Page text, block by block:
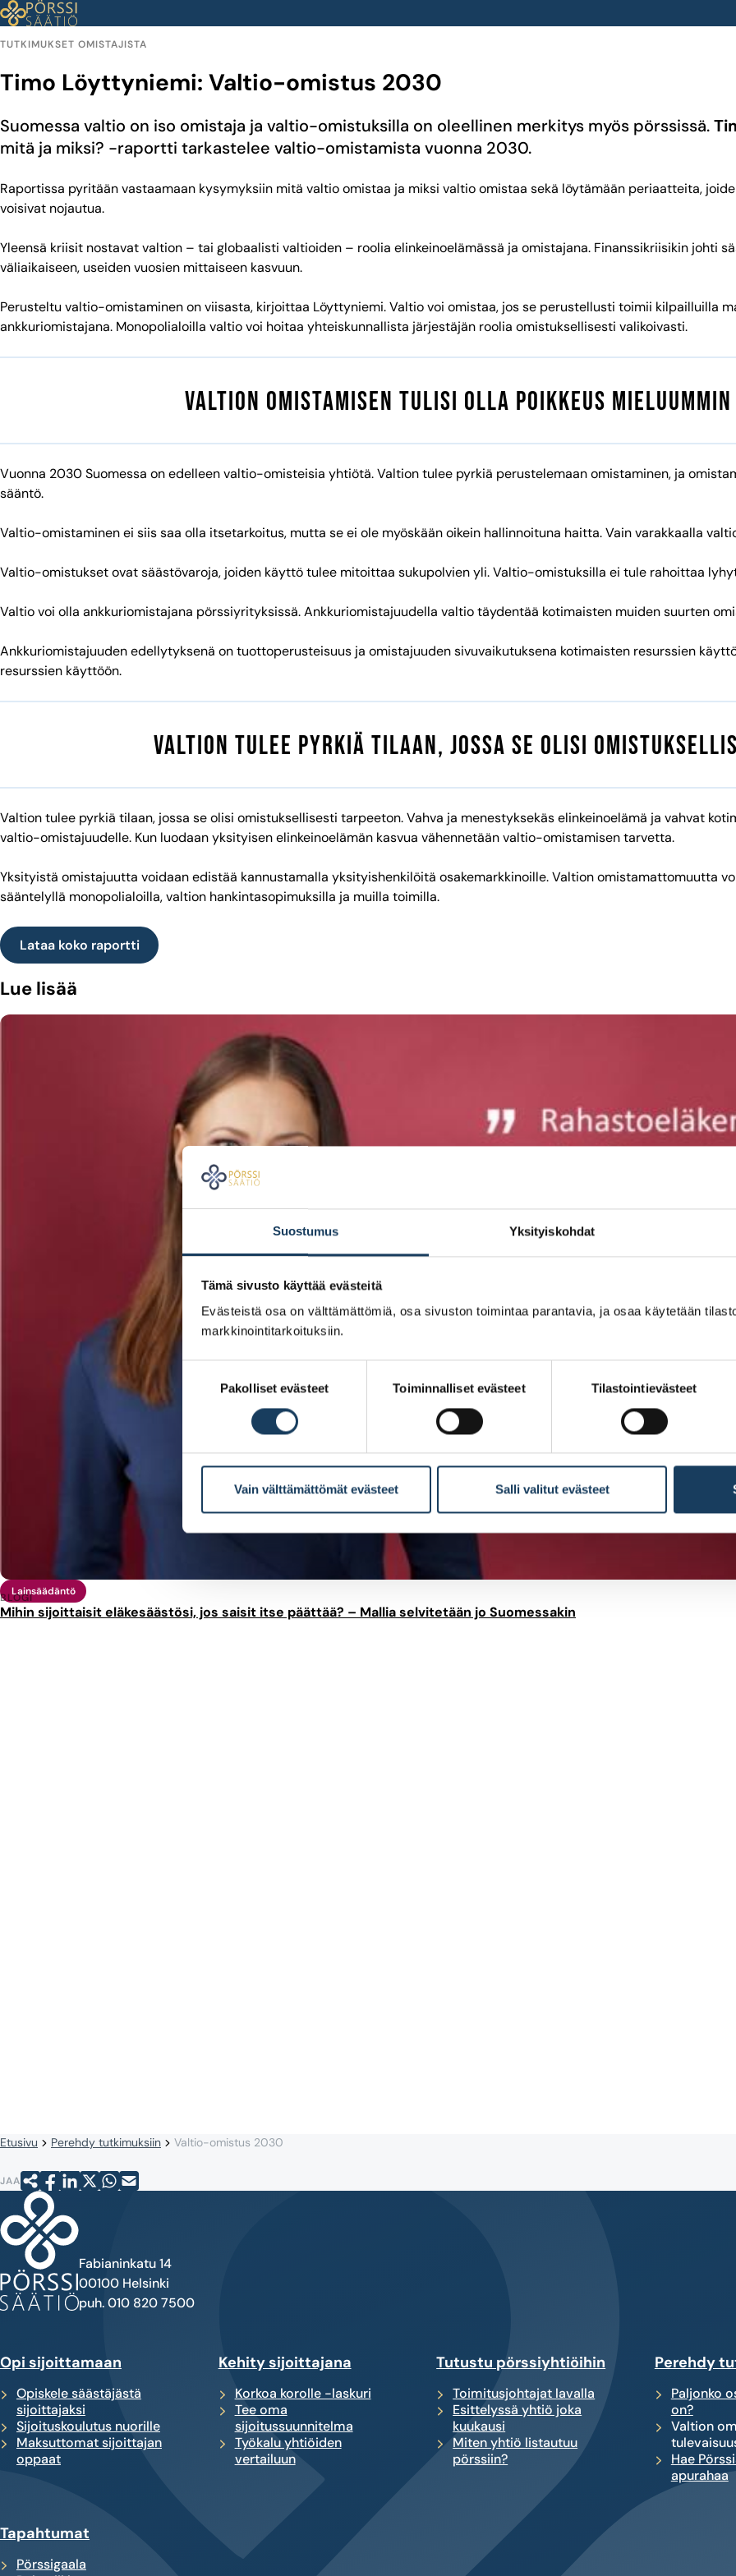
Suostumus Yksityiskohdat
Tämä sivusto käyttää evästeitä
Evästeistä osa on välttämättömiä, osa sivuston toimintaa parantavia, ja osaa käytetään
markkinointitarkoituksiin.
Pakolliset evästeet Toiminnalliset evästeet Tilastointievästeet
Vain välttämättömät evästeet Salli valitut evästeet
Siirry
sisältöön
TUTKIMUKSET OMISTAJISTA
Timo Löyttyniemi: Valtio-omistus 2030
Suomessa valtio on iso omistaja ja valtio-omistuksilla on oleellinen merkitys myös pörssissä.
mitä ja miksi? -raportti tarkastelee valtio-omistamista vuonna 2030.
Raportissa pyritään vastaamaan kysymyksiin mitä valtio omistaa ja miksi valtio omistaa sekä löytämään periaatteita,
voisivat nojautua.
Yleensä kriisit nostavat valtion – tai globaalisti valtioiden – roolia elinkeinoelämässä ja omistajana. Finanssikriisikin johti
väliaikaiseen, useiden vuosien mittaiseen kasvuun.
Perusteltu valtio-omistaminen on viisasta, kirjoittaa Löyttyniemi. Valtio voi omistaa, jos se perustellusti toimii kilpailluilla
ankkuriomistajana. Monopolialoilla valtio voi hoitaa yhteiskunnallista järjestäjän roolia omistuksellisesti valikoivasti.
Valtion omistamisen tulisi olla poikkeus
Vuonna 2030 Suomessa on edelleen valtio-omisteisia yhtiötä. Valtion tulee pyrkiä perustelemaan omistaminen, ja
sääntö.
Valtio-omistaminen ei siis saa olla itsetarkoitus, mutta se ei ole myöskään oikein hallinnoituna haitta. Vain varakkaalla
Valtio-omistukset ovat säästövaroja, joiden käyttö tulee mitoittaa sukupolvien yli. Valtio-omistuksilla ei tule rahoittaa
Valtio voi olla ankkuriomistajana pörssiyrityksissä. Ankkuriomistajuudella valtio täydentää kotimaisten muiden suurten
Ankkuriomistajuuden edellytyksenä on tuottoperusteisuus ja omistajuuden sivuvaikutuksena kotimaisten resurssien
resurssien käyttöön.
Valtion tulee pyrkiä tilaan, jossa se olisi
Valtion tulee pyrkiä tilaan, jossa se olisi omistuksellisesti tarpeeton. Vahva ja menestyksekäs elinkeinoelämä ja vahvat
valtio-omistajuudelle. Kun luodaan yksityisen elinkeinoelämän kasvua vähennetään valtio-omistamisen tarvetta.
Yksityistä omistajuutta voidaan edistää kannustamalla yksityishenkilöitä osakemarkkinoille. Valtion omistamattomuutta
sääntelyllä monopolialoilla, valtion hankintasopimuksilla ja muilla toimilla.
Lataa koko raportti
Lue lisää
Lainsäädäntö
Mihin sijoittaisit eläkesäästösi, jos saisit itse päättää? – Mallia selvitetään jo Suomessakin
BLOGI
Etusivu Perehdy tutkimuksiin Valtio-omistus 2030
JAA
Fabianinkatu 14
00100 Helsinki
puh. 010 820 7500
Opi sijoittamaan
Opiskele säästäjästä
sijoittajaksi
Sijoituskoulutus nuorille
Maksuttomat sijoittajan
oppaat
Kehity sijoittajana
Korkoa korolle -laskuri
Tee oma
sijoitussuunnitelma
Työkalu yhtiöiden
vertailuun
Tutustu pörssiyhtiöihin
Toimitusjohtajat lavalla
Esittelyssä yhtiö joka
kuukausi
Miten yhtiö listautuu
pörssiin?
Perehdy
Paljonko
on?
Valtion
Hae
apurahaa
Tapahtumat
Pörssigaala